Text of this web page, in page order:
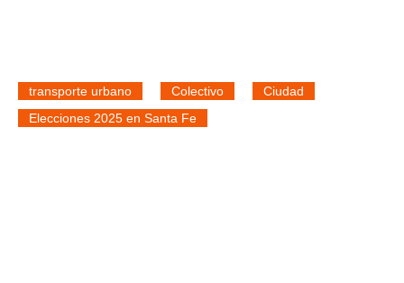
transporte urbano Colectivo
Ciudad
Elecciones 2025 en Santa Fe